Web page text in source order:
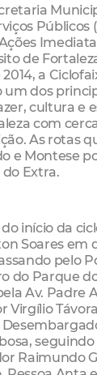
Públicos
de
a
um dos
cultura e
com
As rotas
e Montese
Extra.
início da
Soares em
pelo
do Parque
Av. Padre
Virgílio
Raimundo